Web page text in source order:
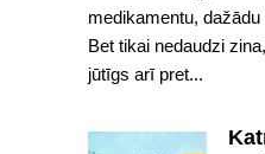
medikamentu,
Bet tikai nedaudzi
jūtīgs arī pret...